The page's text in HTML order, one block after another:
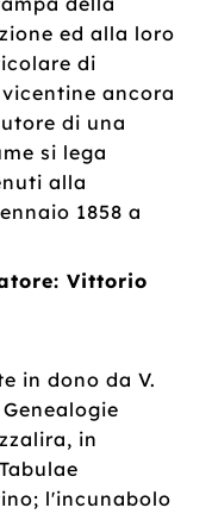
ed alla loro
di
ancora
di una
si lega
alla
1858 a
Vittorio
in dono da V.
in
l'incunabolo